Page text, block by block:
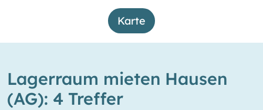
Karte
Lagerraum mieten Hausen
(AG): 4 Treffer